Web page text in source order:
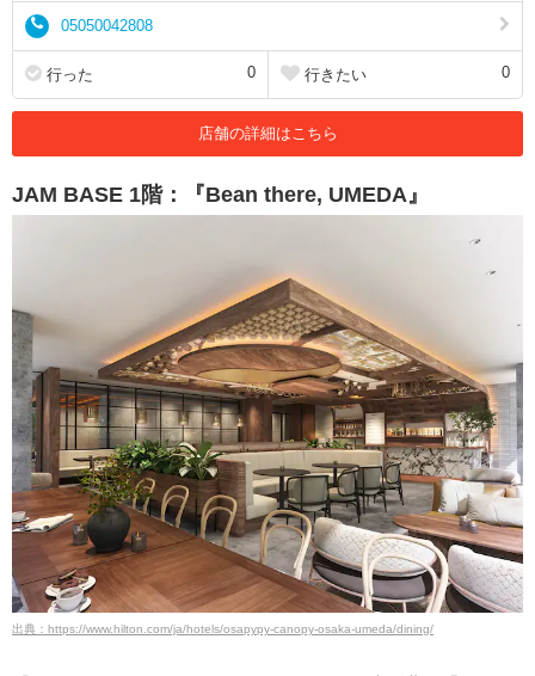
05050042808
行った 0 行きたい 0
店舗の詳細はこちら
JAM BASE 1階：『Bean there, UMEDA』
出典：https://www.hilton.com/ja/hotels/osapypy-canopy-osaka-umeda/dining/